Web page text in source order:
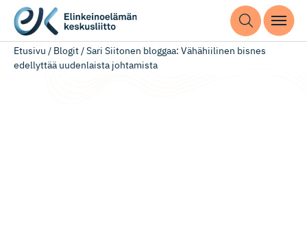
Etusivu / Blogit/Sari Siitonen bloggaa: Vähähiilinen bisnes
edellyttää uudenlaista johtamista